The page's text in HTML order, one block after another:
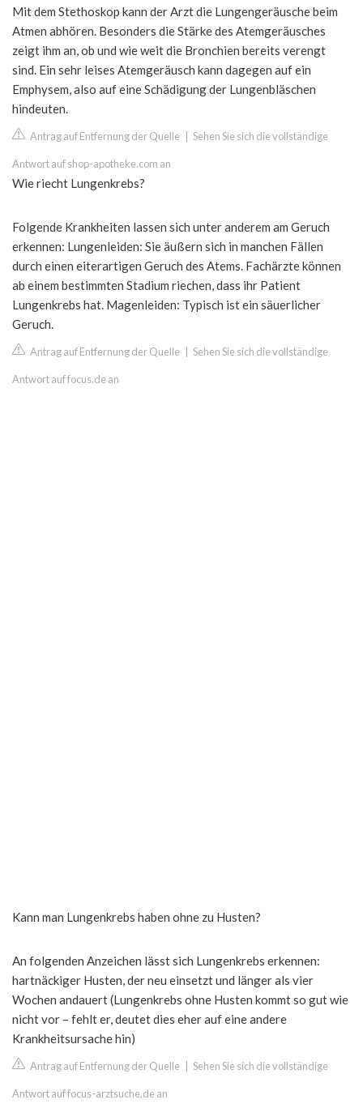
Mit dem Stethoskop kann der Arzt die Lungengeräusche beim
Atmen abhören. Besonders die Stärke des Atemgeräusches
zeigt ihm an, ob und wie weit die Bronchien bereits verengt
sind. Ein sehr leises Atemgeräusch kann dagegen auf ein
Emphysem, also auf eine Schädigung der Lungenbläschen
hindeuten.
Antrag auf Entfernung der Quelle Sehen Sie sich die vollständige
Antwort auf shop-apotheke.com an
Wie riecht Lungenkrebs?
Folgende Krankheiten lassen sich unter anderem am Geruch
erkennen: Lungenleiden: Sie äußern sich in manchen Fällen
durch einen eiterartigen Geruch des Atems. Fachärzte können
ab einem bestimmten Stadium riechen, dass ihr Patient
Lungenkrebs hat. Magenleiden: Typisch ist ein säuerlicher
Geruch.
Antrag auf Entfernung der Quelle Sehen Sie sich die vollständige
Antwort auf focus.de an
Kann man Lungenkrebs haben ohne zu Husten?
An folgenden Anzeichen lässt sich Lungenkrebs erkennen:
hartnäckiger Husten, der neu einsetzt und länger als vier
Wochen andauert (Lungenkrebs ohne Husten kommt so gut wie
nicht vor – fehlt er, deutet dies eher auf eine andere
Krankheitsursache hin)
Antrag auf Entfernung der Quelle Sehen Sie sich die vollständige
Antwort auf focus-arztsuche.de an